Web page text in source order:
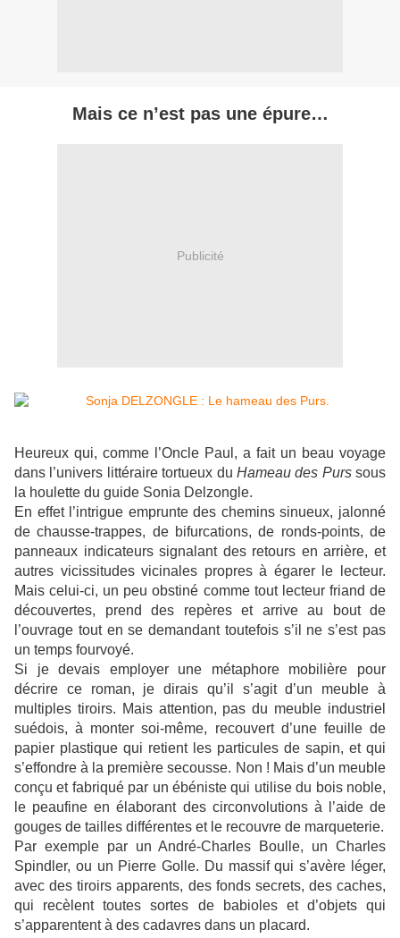
Mais ce n’est pas une épure…
Publicité
Heureux qui, comme l’Oncle Paul, a fait un beau voyage
dans l’univers littéraire tortueux du Hameau des Purssous
la houlette du guide Sonia Delzongle.
En effet l’intrigue emprunte des chemins sinueux, jalonné
de chausse-trappes, de bifurcations, de ronds-points, de
panneaux indicateurs signalant des retours en arrière, et
autres vicissitudes vicinales propres à égarer le lecteur.
Mais celui-ci, un peu obstiné comme tout lecteur friand de
découvertes, prend des repères et arrive au bout de
l’ouvrage tout en se demandant toutefois s’il ne s’est pas
un temps fourvoyé.
Si je devais employer une métaphore mobilière pour
décrire ce roman, je dirais qu’il s’agit d’un meuble à
multiples tiroirs. Mais attention, pas du meuble industriel
suédois, à monter soi-même, recouvert d’une feuille de
papier plastique qui retient les particules de sapin, et qui
s’effondre à la première secousse. Non ! Mais d’un meuble
conçu et fabriqué par un ébéniste qui utilise du bois noble,
le peaufine en élaborant des circonvolutions à l’aide de
gouges de tailles différentes et le recouvre de marqueterie.
Par exemple par un André-Charles Boulle, un Charles
Spindler, ou un Pierre Golle. Du massif qui s’avère léger,
avec des tiroirs apparents, des fonds secrets, des caches,
qui recèlent toutes sortes de babioles et d’objets qui
s’apparentent à des cadavres dans un placard.